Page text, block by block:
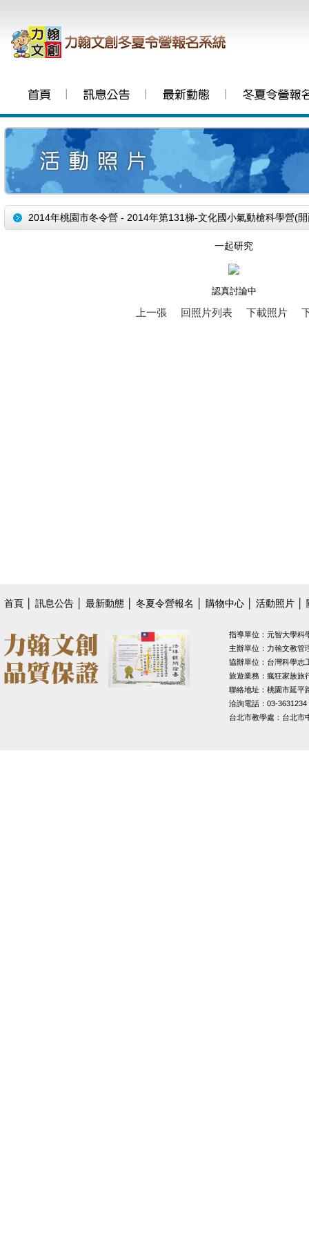
2014年桃園市冬令營 - 2014年第131梯-文化國小氣動槍科學營(
一起研究
認真討論中
上一張 回照片列表 下載照片
首頁 訊息公告 最新動態 冬夏令營報名 購物中心 活動照片
指導單位：元智大學科
主辦單位：力翰文教管
協辦單位：台灣科學志
旅遊業務：瘋狂家族旅
聯絡地址：桃園市延平
洽詢電話：03-3631234
台北市教學處：台北市